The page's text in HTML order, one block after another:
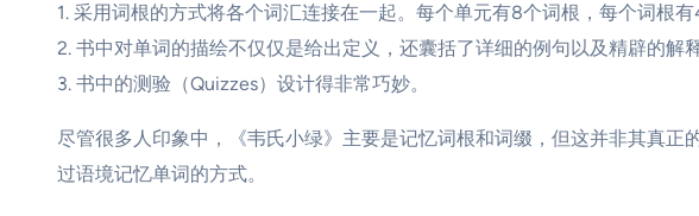
1. 采用词根的方式将各个词汇连接在一起。每个单元有8个词根，每个词根
2. 书中对单词的描绘不仅仅是给出定义，还囊括了详细的例句以及精辟的解释
3. 书中的测验（Quizzes）设计得非常巧妙。
尽管很多人印象中，《韦氏小绿》主要是记忆词根和词缀，但这并非其真
过语境记忆单词的方式。